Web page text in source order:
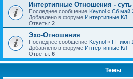
Интертипные Отношения -
Последнее сообщение Keynol « Сб май
Добавлено в форуме Интертипные КЛ
Ответы: 2
Эхо-Отношения
Последнее сообщение Keynol « Пт июн
Добавлено в форуме Интертипные КЛ
Ответы: 6
Темы